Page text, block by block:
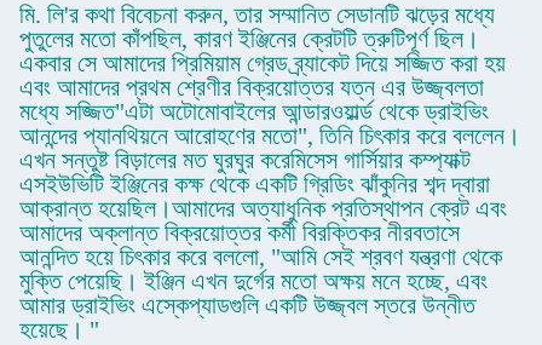
মি. লি'র কথা বিবেচনা করুন, তার সম্মানিত সেডানটি ঝড়ের মধ্যে
পুতুলের মতো কাঁপছিল, কারণ ইঞ্জিনের ক্রেটটি ত্রুটিপূর্ণ ছিল।
একবার সে আমাদের প্রিমিয়াম গ্রেড ব্র্যাকেট দিয়ে সজ্জিত করা হয়
এবং আমাদের প্রথম শ্রেণীর বিক্রয়োত্তর যত্ন এর উজ্জ্বলতা
মধ্যে সজ্জিত"এটা অটোমোবাইলের আন্ডারওয়ার্ল্ড থেকে ড্রাইভিং
আনন্দের প্যানথিয়নে আরোহণের মতো", তিনি চিৎকার করে বললেন।
এখন সন্তুষ্ট বিড়ালের মত ঘুরঘুর করেমিসেস গার্সিয়ার কম্প্যাক্ট
এসইউভিটি ইঞ্জিনের কক্ষ থেকে একটি গ্রিডিং ঝাঁকুনির শব্দ দ্বারা
আক্রান্ত হয়েছিল।আমাদের অত্যাধুনিক প্রতিস্থাপন ক্রেট এবং
আমাদের অক্লান্ত বিক্রয়োত্তর কর্মী বিরক্তিকর নীরবতাসে
আনন্দিত হয়ে চিৎকার করে বললো, "আমি সেই শ্রবণ যন্ত্রণা থেকে
মুক্তি পেয়েছি। ইঞ্জিন এখন দুর্গের মতো অক্ষয় মনে হচ্ছে, এবং
আমার ড্রাইভিং এস্কেপ্যাডগুলি একটি উজ্জ্বল স্তরে উন্নীত
হয়েছে। "